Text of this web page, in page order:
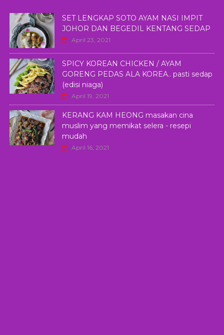
SET LENGKAP SOTO AYAM NASI IMPIT
JOHOR DAN BEGEDIL KENTANG SEDAP
April 23, 2021
SPICY KOREAN CHICKEN / AYAM
GORENG PEDAS ALA KOREA.. pasti sedap
(edisi niaga)
April 19, 2021
KERANG KAM HEONG masakan cina
muslim yang memikat selera - resepi
mudah
April 16, 2021